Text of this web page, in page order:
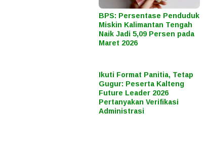
BPS: Persentase Penduduk
Miskin Kalimantan Tengah
Naik Jadi 5,09 Persen pada
Maret 2026
Ikuti Format Panitia, Tetap
Gugur: Peserta Kalteng
Future Leader 2026
Pertanyakan Verifikasi
Administrasi